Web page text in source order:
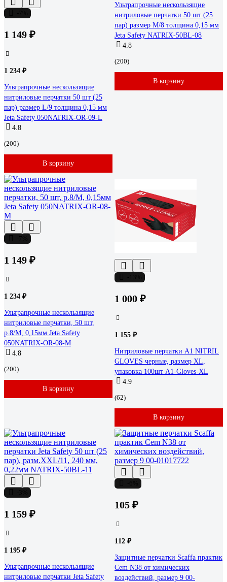
1 149 ₽
1 234 ₽
Ультрапрочные нескользящие
нитриловые перчатки 50 шт (25
пар) размер L/9 толщина 0,15 мм
Jeta Safety 050NATRIX-OR-09-L
4.8
(200)
В корзину
Ультрапрочные нескользящие
нитриловые перчатки 50 шт (25
пар) размер M/8 толщина 0,15 мм
Jeta Safety NATRIX-50BL-08
4.8
(200)
В корзину
1 149 ₽
1 234 ₽
Ультрапрочные нескользящие
нитриловые перчатки, 50 шт,
р.8/M, 0,15мм Jeta Safety
050NATRIX-OR-08-M
4.8
(200)
В корзину
1 000 ₽
1 155 ₽
Нитриловые перчатки А1 NITRIL
GLOVES черные, размер XL,
упаковка 100шт A1-Gloves-XL
4.9
(62)
В корзину
1 159 ₽
1 195 ₽
Ультрапрочные нескользящие
нитриловые перчатки Jeta Safety
105 ₽
112 ₽
Защитные перчатки Scaffa практик
Cem N38 от химических
воздействий, размер 9 00-